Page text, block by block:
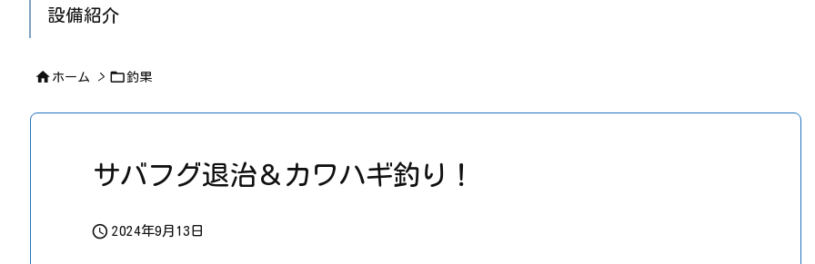
設備紹介
 ホーム > 釣果
サバフグ退治＆カワハギ釣り！
 2024年9月13日